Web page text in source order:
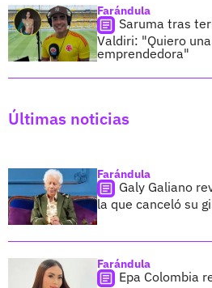
Farándula
Saruma tras
Valdiri: "Quiero
emprendedora"
Últimas noticias
Farándula
Galy Galiano
la que canceló su
Farándula
Epa Colombia